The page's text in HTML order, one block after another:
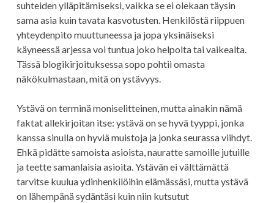
suhteiden ylläpitämiseksi, vaikka se ei olekaan täysin
sama asia kuin tavata kasvotusten. Henkilöstä riippuen
yhteydenpito muuttuneessa ja jopa yksinäiseksi
käyneessä arjessa voi tuntua joko helpolta tai vaikealta.
Tässä blogikirjoituksessa sopo pohtii omasta
näkökulmastaan, mitä on ystävyys.
Ystävä on terminä moniselitteinen, mutta ainakin nämä
faktat allekirjoitan itse: ystävä on se hyvä tyyppi, jonka
kanssa sinulla on hyviä muistoja ja jonka seurassa viihdyt.
Ehkä pidätte samoista asioista, nauratte samoille jutuille
ja teette samanlaisia asioita. Ystävän ei välttämättä
tarvitse kuulua ydinhenkilöihin elämässäsi, mutta ystävä
on lähempänä sydäntäsi kuin niin kutsutut